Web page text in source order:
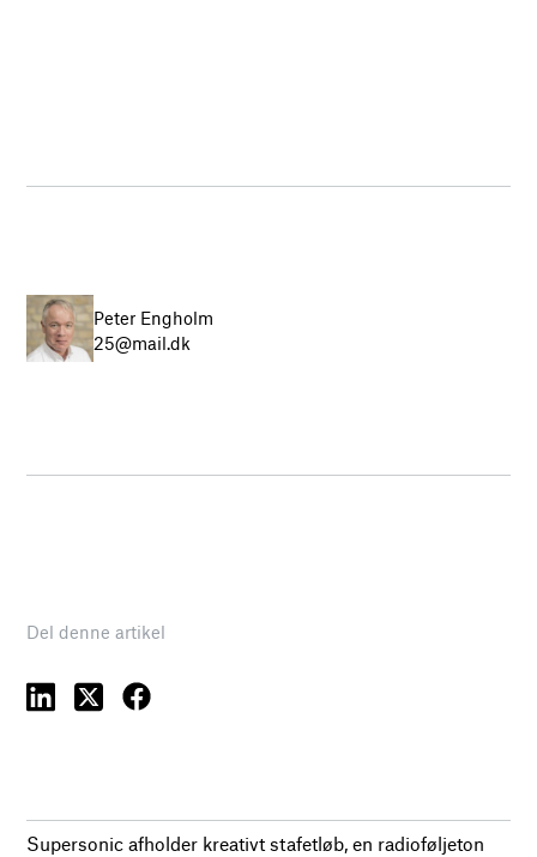
Peter Engholm
25@mail.dk
Del denne artikel
Supersonic afholder kreativt stafetløb, en radioføljeton